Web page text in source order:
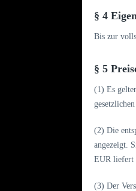
§ 4
Bis zur
§ 5
(1) Es
(2) Die
angezeigt.
EUR liefert
(3) Der